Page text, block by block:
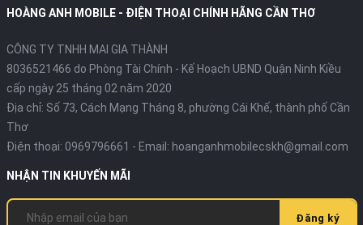
HOÀNG ANH MOBILE - ĐIỆN THOẠI CHÍNH HÃNG CẦN THƠ
CÔNG TY TNHH MAI GIA THÀNH
8036521466 do Phòng Tài Chính - Kế Hoạch UBND Quận Ninh Kiều
cấp ngày 25 tháng 02 năm 2020
Địa chỉ: Số 73, Cách Mạng Tháng 8, phường Cái Khế, thành phố Cần
Thơ
Điện thoại: 0969796661 - Email: hoanganhmobilecskh@gmail.com
NHẬN TIN KHUYẾN MÃI
Đăng ký